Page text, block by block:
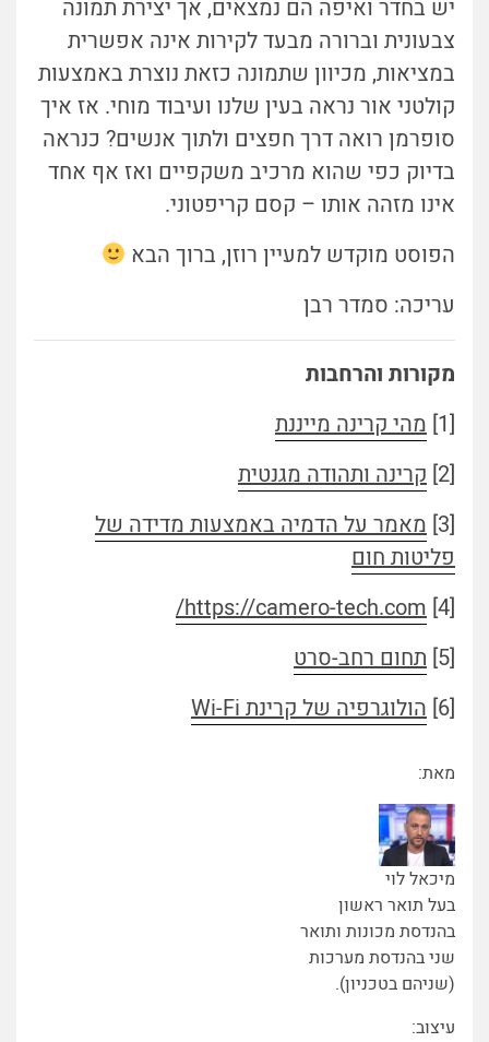
יש בחדר ואיפה הם נמצאים, אך יצירת תמונה
צבעונית וברורה מבעד לקירות אינה אפשרית
במציאות, מכיוון שתמונה כזאת נוצרת באמצעות
קולטני אור נראה בעין שלנו ועיבוד מוחי. אז איך
סופרמן רואה דרך חפצים ולתוך אנשים? כנראה
בדיוק כפי שהוא מרכיב משקפיים ואז אף אחד
אינו מזהה אותו – קסם קריפטוני.
הפוסט מוקדש למעיין רוזן, ברוך הבא
עריכה: סמדר רבן
מקורות והרחבות
[1]
מהי קרינה מייננת
[2]
קרינה ותהודה מגנטית
[3]
מאמר על הדמיה באמצעות מדידה של
פליטות חום
[4]
https://camero-tech.com/
[5]
תחום רחב-סרט
[6]
הולוגרפיה של קרינת Wi-Fi
מאת:
מיכאל לוי
בעל תואר ראשון
בהנדסת מכונות ותואר
שני בהנדסת מערכות
(שניהם בטכניון).
עיצוב: